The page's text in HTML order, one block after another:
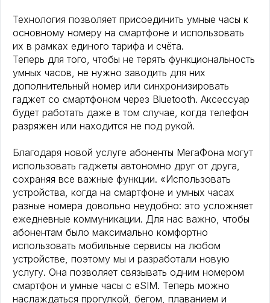
Технология позволяет присоединить умные часы к
основному номеру на смартфоне и использовать
их в рамках единого тарифа и счёта.
Теперь для того, чтобы не терять функциональность
умных часов, не нужно заводить для них
дополнительный номер или синхронизировать
гаджет со смартфоном через Bluetooth. Аксессуар
будет работать даже в том случае, когда телефон
разряжен или находится не под рукой.
Благодаря новой услуге абоненты МегаФона могут
использовать гаджеты автономно друг от друга,
сохраняя все важные функции. «Использовать
устройства, когда на смартфоне и умных часах
разные номера довольно неудобно: это усложняет
ежедневные коммуникации. Для нас важно, чтобы
абонентам было максимально комфортно
использовать мобильные сервисы на любом
устройстве, поэтому мы и разработали новую
услугу. Она позволяет связывать одним номером
смартфон и умные часы c eSIM. Теперь можно
наслаждаться прогулкой, бегом, плаванием и